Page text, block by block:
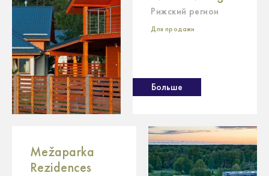
Рижский регион
Для продажи
Больше
Mežaparka
Rezidences